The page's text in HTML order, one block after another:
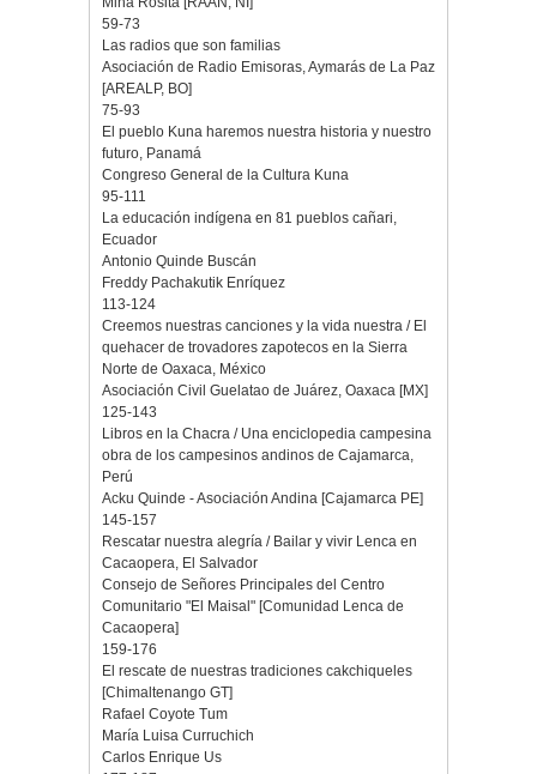
59-73
Las radios que son familias
Asociación de Radio Emisoras, Aymarás de La Paz
[AREALP, BO]
75-93
El pueblo Kuna haremos nuestra historia y nuestro
futuro, Panamá
Congreso General de la Cultura Kuna
95-111
La educación indígena en 81 pueblos cañari,
Ecuador
Antonio Quinde Buscán
Freddy Pachakutik Enríquez
113-124
Creemos nuestras canciones y la vida nuestra / El
quehacer de trovadores zapotecos en la Sierra
Norte de Oaxaca, México
Asociación Civil Guelatao de Juárez, Oaxaca [MX]
125-143
Libros en la Chacra / Una enciclopedia campesina
obra de los campesinos andinos de Cajamarca,
Perú
Acku Quinde - Asociación Andina [Cajamarca PE]
145-157
Rescatar nuestra alegría / Bailar y vivir Lenca en
Cacaopera, El Salvador
Consejo de Señores Principales del Centro
Comunitario "El Maisal" [Comunidad Lenca de
Cacaopera]
159-176
El rescate de nuestras tradiciones cakchiqueles
[Chimaltenango GT]
Rafael Coyote Tum
María Luisa Curruchich
Carlos Enrique Us